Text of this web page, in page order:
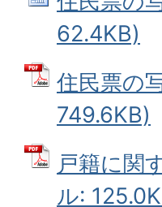
62.4KB)
住民票の
749.6KB)
戸籍に関
ル: